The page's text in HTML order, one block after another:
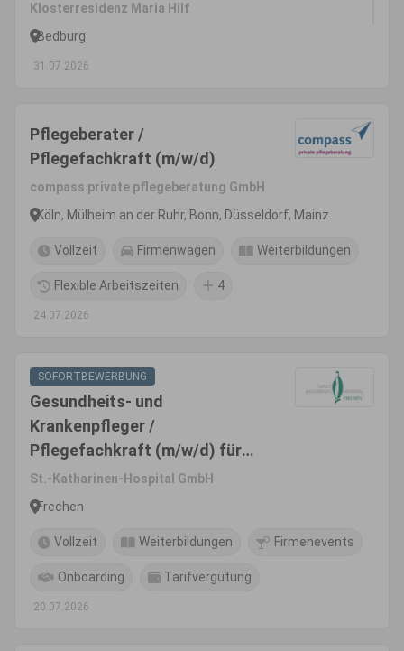
Klosterresidenz Maria Hilf
Bedburg
31.07.2026
Pflegeberater /
Pflegefachkraft (m/w/d)
compass private pflegeberatung GmbH
Köln, Mülheim an der Ruhr, Bonn, Düsseldorf, Mainz
Vollzeit Firmenwagen Weiterbildungen
Flexible Arbeitszeiten 4
24.07.2026
SOFORTBEWERBUNG
Gesundheits- und
Krankenpfleger /
Pflegefachkraft (m/w/d) für
die Intensivstation
St.-Katharinen-Hospital GmbH
Frechen
Vollzeit Weiterbildungen Firmenevents
Onboarding Tarifvergütung
20.07.2026